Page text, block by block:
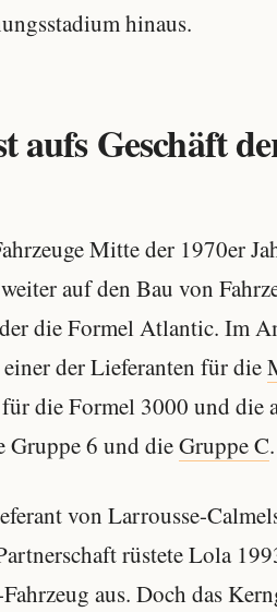
hinaus.
aufs Geschäft
Mitte der 1970er
auf den Bau von
die Formel Atlantic. Im
der Lieferanten für die
die Formel 3000 und die
Gruppe 6 und dieGruppe C.
von Larrousse-
rüstete Lola
aus. Doch das